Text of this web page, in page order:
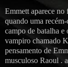
Emmett aparece
quando uma
campo de batalha e
vampiro chamado
pensamento de
musculoso Raoul .